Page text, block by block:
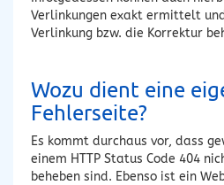
Verlinkungen exakt ermittelt
Verlinkung bzw. die Korrektur
Wozu dient eine
Fehlerseite?
Es kommt durchaus vor, dass
einem HTTP Status Code 404
beheben sind. Ebenso ist ein